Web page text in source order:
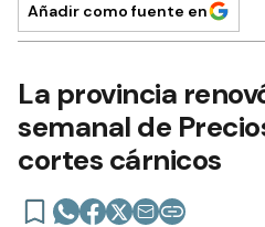
Añadir como fuente en
La provincia
semanal de
cortes cárnicos